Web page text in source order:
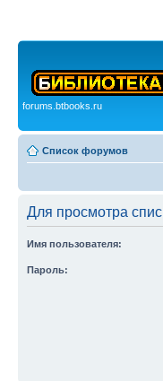
forums.btbooks.ru
Список форумов
Для просмотра
Имя пользователя:
Пароль: